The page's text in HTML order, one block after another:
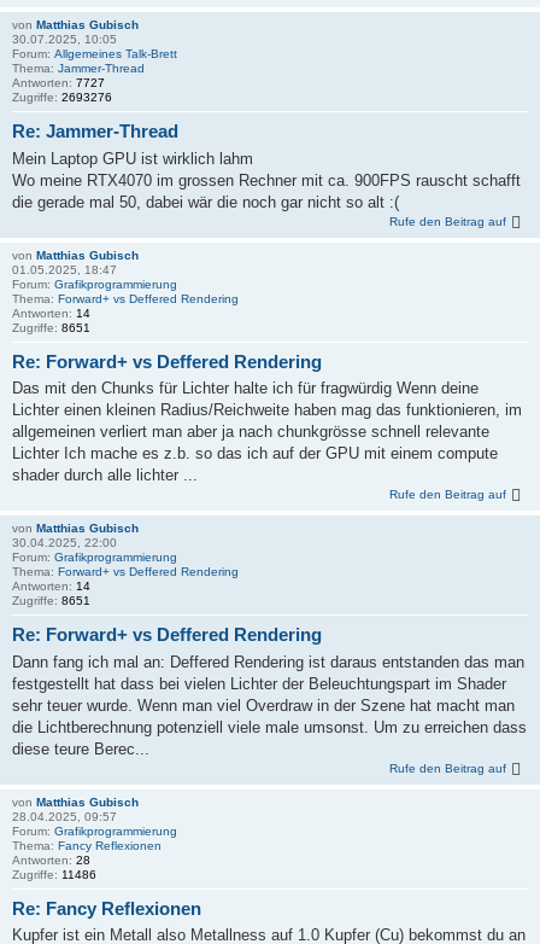
von Matthias Gubisch
30.07.2025, 10:05
Forum: Allgemeines Talk-Brett
Thema: Jammer-Thread
Antworten: 7727
Zugriffe: 2693276
Re: Jammer-Thread
Mein Laptop GPU ist wirklich lahm
Wo meine RTX4070 im grossen Rechner mit ca. 900FPS rauscht schafft
die gerade mal 50, dabei wär die noch gar nicht so alt :(
Rufe den Beitrag auf
von Matthias Gubisch
01.05.2025, 18:47
Forum: Grafikprogrammierung
Thema: Forward+ vs Deffered Rendering
Antworten: 14
Zugriffe: 8651
Re: Forward+ vs Deffered Rendering
Das mit den Chunks für Lichter halte ich für fragwürdig Wenn deine
Lichter einen kleinen Radius/Reichweite haben mag das funktionieren, im
allgemeinen verliert man aber ja nach chunkgrösse schnell relevante
Lichter Ich mache es z.b. so das ich auf der GPU mit einem compute
shader durch alle lichter ...
Rufe den Beitrag auf
von Matthias Gubisch
30.04.2025, 22:00
Forum: Grafikprogrammierung
Thema: Forward+ vs Deffered Rendering
Antworten: 14
Zugriffe: 8651
Re: Forward+ vs Deffered Rendering
Dann fang ich mal an: Deffered Rendering ist daraus entstanden das man
festgestellt hat dass bei vielen Lichter der Beleuchtungspart im Shader
sehr teuer wurde. Wenn man viel Overdraw in der Szene hat macht man
die Lichtberechnung potenziell viele male umsonst. Um zu erreichen dass
diese teure Berec...
Rufe den Beitrag auf
von Matthias Gubisch
28.04.2025, 09:57
Forum: Grafikprogrammierung
Thema: Fancy Reflexionen
Antworten: 28
Zugriffe: 11486
Re: Fancy Reflexionen
Kupfer ist ein Metall also Metallness auf 1.0 Kupfer (Cu) bekommst du an